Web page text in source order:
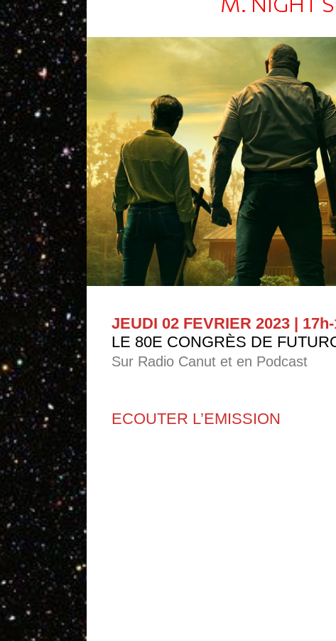
JEUDI 02 FEVRIER 2023 |
LE 80E CONGRÈS DE
Sur Radio Canut et en Podcast
ECOUTER L’EMISSION